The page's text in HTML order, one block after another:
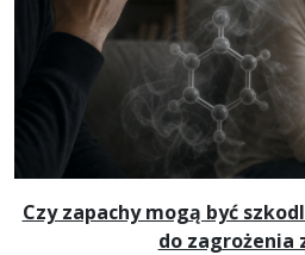
Czy zapachy mogą być
do zagrożenia